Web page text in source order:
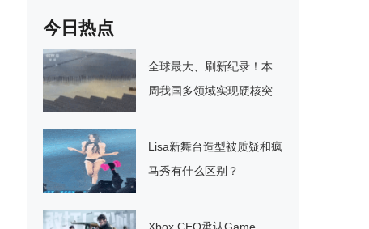
今日热点
全球最大、刷新纪录！本
周我国多领域实现硬核突
Lisa新舞台造型被质疑和疯
马秀有什么区别？